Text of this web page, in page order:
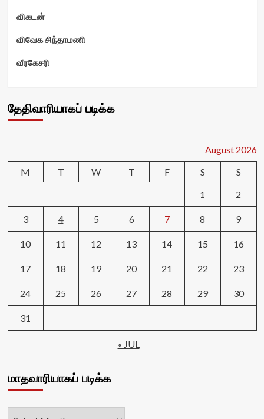
விகடன்
விவேக சிந்தாமணி
வீரகேசரி
தேதிவாரியாகப் படிக்க
August 2026
M
T W T F S
S
1
2
3 4 5 6 7 8 9
10 11 12 13 14 15 16
17 18 19 20 21 22 23
24 25 26 27 28 29 30
31
« JUL
மாதவாரியாகப் படிக்க